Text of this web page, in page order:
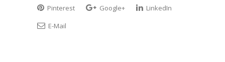
Pinterest
Google+
LinkedIn
E-Mail